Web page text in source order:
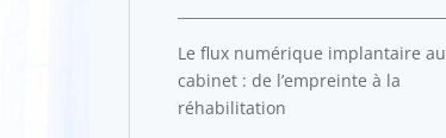
Le flux numérique implantaire au
cabinet : de l’empreinte à la
réhabilitation